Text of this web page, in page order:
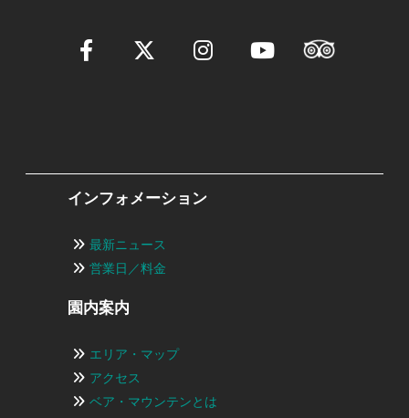
インフォメーション
最新ニュース
営業日／料金
園内案内
エリア・マップ
アクセス
ベア・マウンテンとは